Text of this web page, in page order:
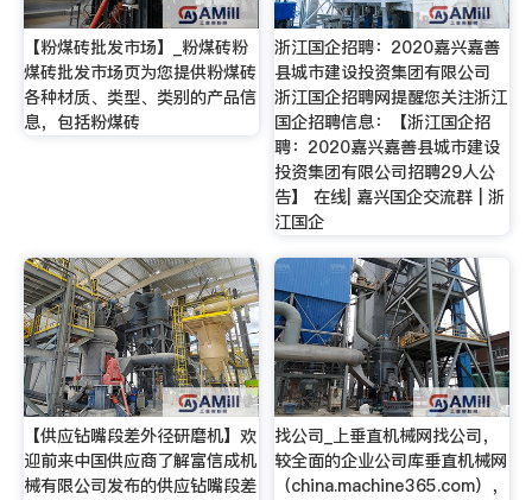
【粉煤砖批发市场】_粉煤砖粉
煤砖批发市场页为您提供粉煤砖
各种材质、类型、类别的产品信
息，包括粉煤砖
浙江国企招聘：2020嘉兴嘉善
县城市建设投资集团有限公司
浙江国企招聘网提醒您关注浙江
国企招聘信息：【浙江国企招
聘：2020嘉兴嘉善县城市建设
投资集团有限公司招聘29人公
告】 在线| 嘉兴国企交流群 | 浙
江国企
【供应钻嘴段差外径研磨机】欢
迎前来中国供应商了解富信成机
械有限公司发布的供应钻嘴段差
找公司_上垂直机械网找公司，
较全面的企业公司库垂直机械网
（china.machine365.com），